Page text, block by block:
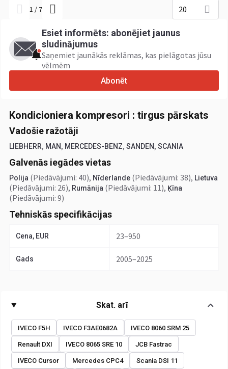
1 / 7 20
Esiet informēts: abonējiet jaunus
sludinājumus
Saņemiet jaunākās reklāmas, kas pielāgotas jūsu
vēlmēm
Abonēt
Kondicioniera kompresori : tirgus pārskats
Vadošie ražotāji
LIEBHERR, MAN, MERCEDES-BENZ, SANDEN, SCANIA
Galvenās iegādes vietas
Polija (Piedāvājumi: 40), Nīderlande (Piedāvājumi: 38), Lietuva
(Piedāvājumi: 26), Rumānija (Piedāvājumi: 11), Ķīna
(Piedāvājumi: 9)
Tehniskās specifikācijas
Cena, EUR 23–950
Gads 2005–2025
Skat. arī
IVECO F5H IVECO F3AE0682A IVECO 8060 SRM 25
Renault DXI IVECO 8065 SRE 10 JCB Fastrac
IVECO Cursor Mercedes CPC4 Scania DSI 11